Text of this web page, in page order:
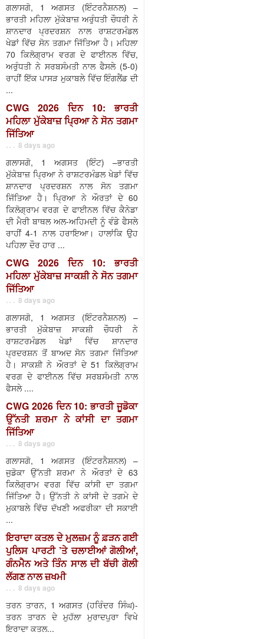
ਗਲਾਸਗੋ, 1 ਅਗਸਤ (ਇੰਟਰਨੈਸ਼ਨਲ) –
ਭਾਰਤੀ ਮਹਿਲਾ ਮੁੱਕੇਬਾਜ਼ ਅਰੁੰਧਤੀ ਚੌਧਰੀ ਨੇ
ਸ਼ਾਨਦਾਰ ਪ੍ਰਦਰਸ਼ਨ ਨਾਲ ਰਾਸ਼ਟਰਮੰਡਲ
ਖੇਡਾਂ ਵਿੱਚ ਸੋਨ ਤਗਮਾ ਜਿੱਤਿਆ ਹੈ। ਮਹਿਲਾ
70 ਕਿਲੋਗ੍ਰਾਮ ਵਰਗ ਦੇ ਫਾਈਨਲ ਵਿੱਚ,
ਅਰੁੰਧਤੀ ਨੇ ਸਰਬਸੰਮਤੀ ਨਾਲ ਫੈਸਲੇ (5-0)
ਰਾਹੀਂ ਇੱਕ ਪਾਸੜ ਮੁਕਾਬਲੇ ਵਿੱਚ ਇੰਗਲੈਂਡ ਦੀ
...
CWG 2026 ਦਿਨ 10: ਭਾਰਤੀ
ਮਹਿਲਾ ਮੁੱਕੇਬਾਜ਼ ਪ੍ਰਿਆ ਨੇ ਸੋਨ ਤਗਮਾ
ਜਿੱਤਿਆ
. . . 8 days ago
ਗਲਾਸਗੋ, 1 ਅਗਸਤ (ਇੰਟ) –ਭਾਰਤੀ
ਮੁੱਕੇਬਾਜ਼ ਪ੍ਰਿਆ ਨੇ ਰਾਸ਼ਟਰਮੰਡਲ ਖੇਡਾਂ ਵਿੱਚ
ਸ਼ਾਨਦਾਰ ਪ੍ਰਦਰਸ਼ਨ ਨਾਲ ਸੋਨ ਤਗਮਾ
ਜਿੱਤਿਆ ਹੈ। ਪ੍ਰਿਆ ਨੇ ਔਰਤਾਂ ਦੇ 60
ਕਿਲੋਗ੍ਰਾਮ ਵਰਗ ਦੇ ਫਾਈਨਲ ਵਿੱਚ ਕੈਨੇਡਾ
ਦੀ ਮੈਰੀ ਬਾਥਲ ਅਲ-ਅਹਿਮਦੀ ਨੂੰ ਵੰਡੇ ਫੈਸਲੇ
ਰਾਹੀਂ 4-1 ਨਾਲ ਹਰਾਇਆ। ਹਾਲਾਂਕਿ ਉਹ
ਪਹਿਲਾ ਦੌਰ ਹਾਰ ...
CWG 2026 ਦਿਨ 10: ਭਾਰਤੀ
ਮਹਿਲਾ ਮੁੱਕੇਬਾਜ਼ ਸਾਕਸ਼ੀ ਨੇ ਸੋਨ ਤਗਮਾ
ਜਿੱਤਿਆ
. . . 8 days ago
ਗਲਾਸਗੋ, 1 ਅਗਸਤ (ਇੰਟਰਨੈਸ਼ਨਲ) –
ਭਾਰਤੀ ਮੁੱਕੇਬਾਜ਼ ਸਾਕਸ਼ੀ ਚੌਧਰੀ ਨੇ
ਰਾਸ਼ਟਰਮੰਡਲ ਖੇਡਾਂ ਵਿੱਚ ਸ਼ਾਨਦਾਰ
ਪ੍ਰਦਰਸ਼ਨ ਤੋਂ ਬਾਅਦ ਸੋਨ ਤਗਮਾ ਜਿੱਤਿਆ
ਹੈ। ਸਾਕਸ਼ੀ ਨੇ ਔਰਤਾਂ ਦੇ 51 ਕਿਲੋਗ੍ਰਾਮ
ਵਰਗ ਦੇ ਫਾਈਨਲ ਵਿੱਚ ਸਰਬਸੰਮਤੀ ਨਾਲ
ਫੈਸਲੇ ....
CWG 2026 ਦਿਨ 10: ਭਾਰਤੀ ਜੂਡੋਕਾ
ਉੱਨਤੀ ਸ਼ਰਮਾ ਨੇ ਕਾਂਸੀ ਦਾ ਤਗਮਾ
ਜਿੱਤਿਆ
. . . 8 days ago
ਗਲਾਸਗੋ, 1 ਅਗਸਤ (ਇੰਟਰਨੈਸ਼ਨਲ) –
ਜੁਡੋਕਾ ਉੱਨਤੀ ਸ਼ਰਮਾ ਨੇ ਔਰਤਾਂ ਦੇ 63
ਕਿਲੋਗ੍ਰਾਮ ਵਰਗ ਵਿੱਚ ਕਾਂਸੀ ਦਾ ਤਗਮਾ
ਜਿੱਤਿਆ ਹੈ। ਉੱਨਤੀ ਨੇ ਕਾਂਸੀ ਦੇ ਤਗਮੇ ਦੇ
ਮੁਕਾਬਲੇ ਵਿੱਚ ਦੱਖਣੀ ਅਫਰੀਕਾ ਦੀ ਸਕਾਈ
...
ਇਰਾਦਾ ਕਤਲ ਦੇ ਮੁਲਜ਼ਮ ਨੂੰ ਫ਼ੜਨ ਗਈ
ਪੁਲਿਸ ਪਾਰਟੀ ’ਤੇ ਚਲਾਈਆਂ ਗੋਲੀਆਂ,
ਗੰਨਮੈਨ ਅਤੇ ਤਿੰਨ ਸਾਲ ਦੀ ਬੱਚੀ ਗੋਲੀ
ਲੱਗਣ ਨਾਲ ਜ਼ਖਮੀ
. . . 8 days ago
ਤਰਨ ਤਾਰਨ, 1 ਅਗਸਤ (ਹਰਿੰਦਰ ਸਿੰਘ)-
ਤਰਨ ਤਾਰਨ ਦੇ ਮੁਹੱਲਾ ਮੁਰਾਦਪੁਰਾ ਵਿਖੇ
ਇਰਾਦਾ ਕਤਲ...